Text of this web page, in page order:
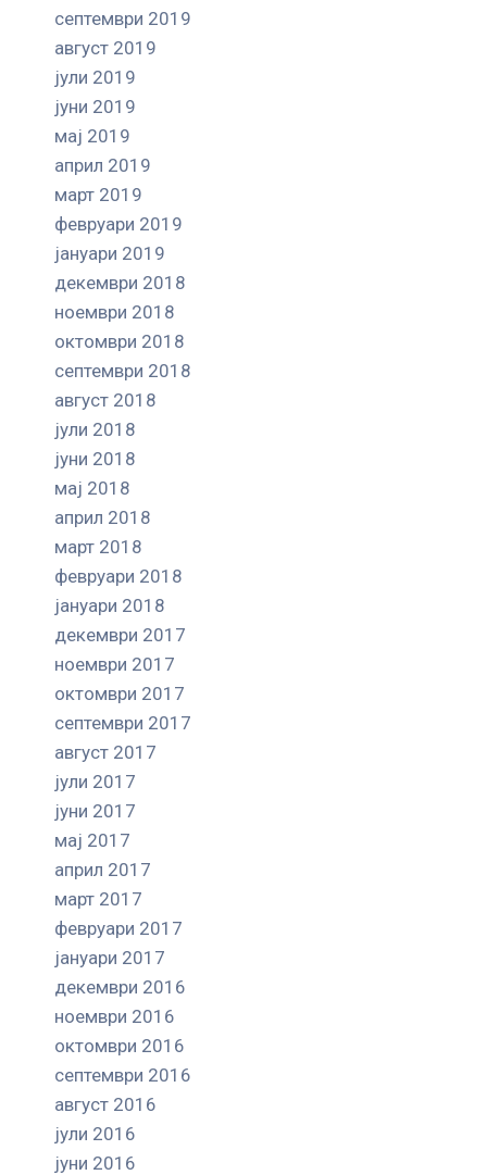
септември 2019
август 2019
јули 2019
јуни 2019
мај 2019
април 2019
март 2019
февруари 2019
јануари 2019
декември 2018
ноември 2018
октомври 2018
септември 2018
август 2018
јули 2018
јуни 2018
мај 2018
април 2018
март 2018
февруари 2018
јануари 2018
декември 2017
ноември 2017
октомври 2017
септември 2017
август 2017
јули 2017
јуни 2017
мај 2017
април 2017
март 2017
февруари 2017
јануари 2017
декември 2016
ноември 2016
октомври 2016
септември 2016
август 2016
јули 2016
јуни 2016